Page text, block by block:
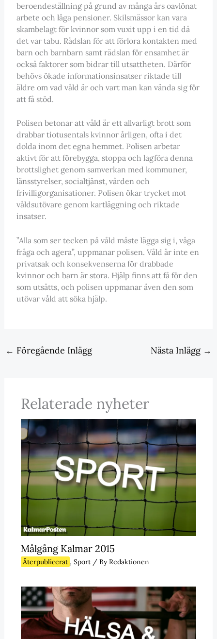
beroendeställning på grund av många års oavlönat
arbete och låga pensioner. Skilsmässor kan vara
skambelagt för kvinnor som vuxit upp i en tid då
det var tabu. Rädslan för att förlora kontakten med
barn och barnbarn samt rädslan för ensamhet är
också faktorer som bidrar till utsattheten. Därför
behövs ökade informationsinsatser riktade till
äldre om vad våld är och vart man kan vända sig för
att få stöd.
Polisen betonar att våld är ett allvarligt brott som
drabbar tiotusentals kvinnor årligen, ofta i det
dolda inom det egna hemmet. Polisen arbetar
aktivt för att förebygga, stoppa och lagföra denna
brottslighet genom samverkan med kommuner,
länsstyrelser, socialtjänst, vården och
frivilligorganisationer. Polisen ökar trycket mot
våldsutövare genom kartläggning och riktade
insatser.
”Alla som ser tecken på våld måste lägga sig i, våga
fråga och agera”, uppmanar polisen. Våld är inte en
privatsak och konsekvenserna för drabbade
kvinnor och barn är stora. Hjälp finns att få för den
som utsätts, och polisen uppmanar även den som
utövar våld att söka hjälp.
← Föregående Inlägg Nästa Inlägg →
Relaterade nyheter
Målgång Kalmar 2015
Återpublicerat , Sport/ ByRedaktionen